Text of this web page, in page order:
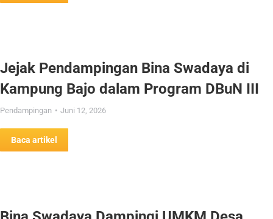
Jejak Pendampingan Bina Swadaya di
Kampung Bajo dalam Program DBuN III
Pendampingan Juni 12, 2026
Baca artikel